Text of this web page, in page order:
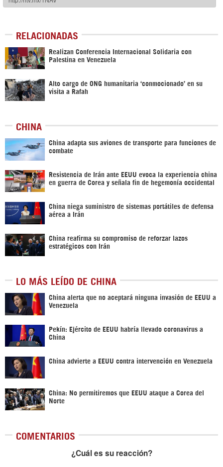
RELACIONADAS
Realizan Conferencia Internacional Solidaria con
Palestina en Venezuela
Alto cargo de ONG humanitaria ‘conmocionado’ en su
visita a Rafah
CHINA
China adapta sus aviones de transporte para funciones de
combate
Resistencia de Irán ante EEUU evoca la experiencia china
en guerra de Corea y señala fin de hegemonía occidental
China niega suministro de sistemas portátiles de defensa
aérea a Irán
China reafirma su compromiso de reforzar lazos
estratégicos con Irán
LO MÁS LEÍDO DE CHINA
China alerta que no aceptará ninguna invasión de EEUU a
Venezuela
Pekín: Ejército de EEUU habría llevado coronavirus a
China
China advierte a EEUU contra intervención en Venezuela
China: No permitiremos que EEUU ataque a Corea del
Norte
COMENTARIOS